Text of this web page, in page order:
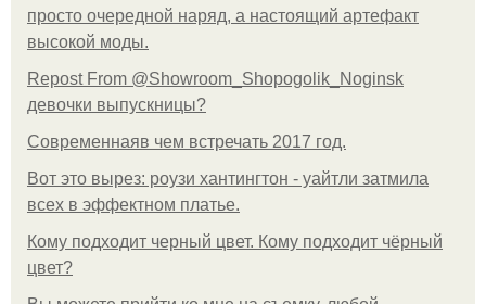
просто очередной наряд, а настоящий артефакт
высокой моды.
Repost From @Showroom_Shopogolik_Noginsk
девочки выпускницы?
Современнаяв чем встречать 2017 год.
Вот это вырез: роузи хантингтон - уайтли затмила
всех в эффектном платьe.
Кому подходит черный цвет. Кому подходит чёрный
цвет?